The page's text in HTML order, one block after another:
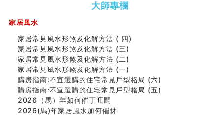
六爻占卜预测考试结果
四墓库真诠
套房風水怎麼看？ 租屋風水禁忌有哪些？搬家禁忌要注
精选1500个五行属金的字
玄空本义(九)
八字十神与坐基关系详解
精选1000个五行属土的字
人的面相看财运
玄空本义(八)
大師專欄
家居風水
家居常見風水形煞及化解方法 ( 四)
家居常見風水形煞及化解方法 (三)
家居常見風水形煞及化解方法 (二)
家居常見風水形煞及化解方法 (一)
購房指南:不宜選購的住宅常見戶型格局 (六)
購房指南:不宜選購的住宅常見戶型格局 (五)
2026（馬）年如何催丁旺嗣
2026(馬)年家居風水加何催財